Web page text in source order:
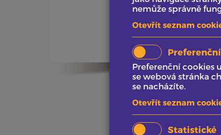
nemůže správně
Otevřít seznam
Preferenční
Preferenční cookies
se webová stránka
se nacházíte.
Otevřít seznam
Statistické